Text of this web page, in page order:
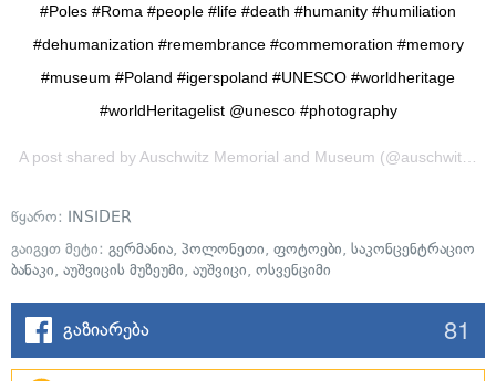
#Poles #Roma #people #life #death #humanity #humiliation
#dehumanization #remembrance #commemoration #memory
#museum #Poland #igerspoland #UNESCO #worldheritage
#worldHeritagelist @unesco #photography
A post shared by Auschwitz Memorial and Museum (@auschwitzmemorial) on
წყარო: INSIDER
გაიგეთ მეტი: გერმანია, პოლონეთი, ფოტოები, საკონცენტრაციო
ბანაკი, აუშვიცის მუზეუმი, აუშვიცი, ოსვენციმი
გაზიარება 81